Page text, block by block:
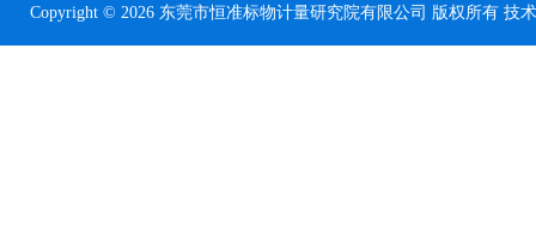
Copyright © 2026 东莞市恒准标物计量研究院有限公司 版权所有 技